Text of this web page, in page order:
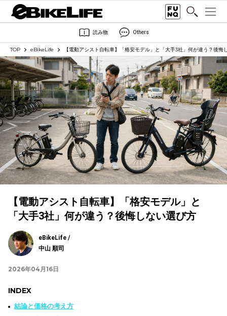
読み物 Others
TOP eBikeLife 【電動アシスト自転車】「格安モデル」と「大手3社」何が違う？後悔
【電動アシスト自転車】「格安モデル」と
「大手3社」何が違う？後悔しない選び方
eBikeLife /
中山 順司
2026年04月16日
INDEX
結論と価格の考え方